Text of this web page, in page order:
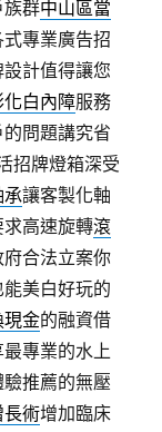
族群中山區當
專業廣告招
計值得讓您
化白內障服務
問題講究省
招牌燈箱深受
承讓客製化軸
高速旋轉滾
合法立案你
美白好玩的
現金的融資借
專業的水上
推薦的無壓
長術增加臨床